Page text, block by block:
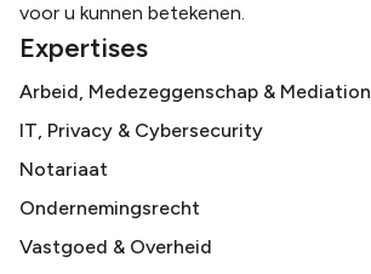
voor u kunnen betekenen.
Expertises
Arbeid, Medezeggenschap & Mediation
IT, Privacy & Cybersecurity
Notariaat
Ondernemingsrecht
Vastgoed & Overheid